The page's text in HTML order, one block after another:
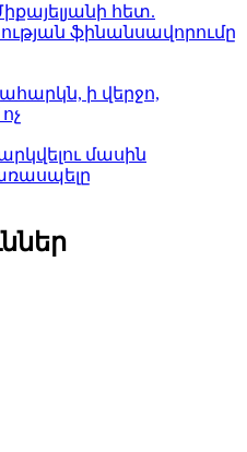
հետ.
ֆինանսավորումը
ի վերջո,
մասին